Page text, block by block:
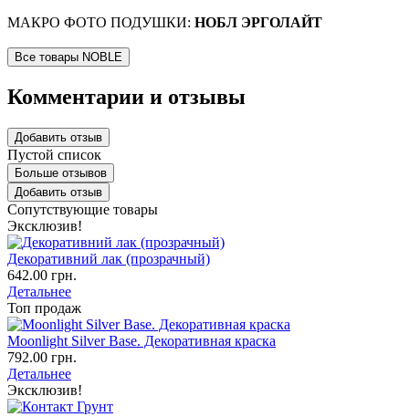
МАКРО ФОТО ПОДУШКИ: НОБЛ ЭРГОЛАЙТ
Все товары NOBLE
Комментарии и отзывы
Добавить отзыв
Пустой список
Больше отзывов
Добавить отзыв
Сопутствующие товары
Эксклюзив!
Декоративний лак (прозрачный)
642.00 грн.
Детальнее
Топ продаж
Moonlight Silver Base. Декоративная краска
792.00 грн.
Детальнее
Эксклюзив!